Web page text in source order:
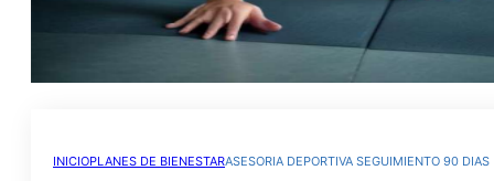
INICIOPLANES DE BIENESTARASESORIA DEPORTIVA SEGUIMIENTO 90 DIAS